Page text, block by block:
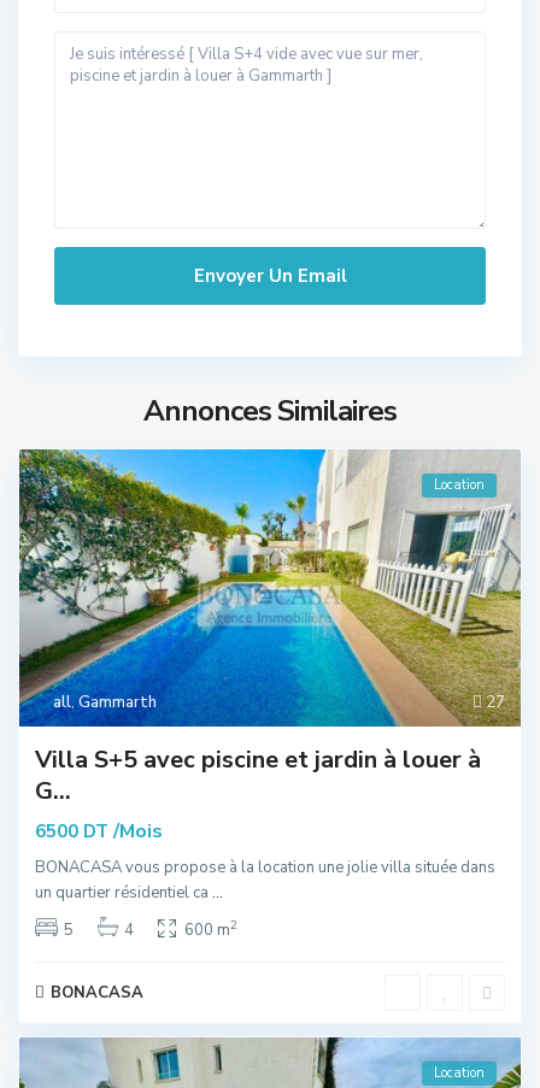
Annonces Similaires
27
all,Gammarth
Location
Villa S+5 avec piscine et jardin à louer à
G...
6500 DT /Mois
BONACASA vous propose à la location une jolie villa située dans
un quartier résidentiel ca ...
5
4 600 m2
BONACASA
Location